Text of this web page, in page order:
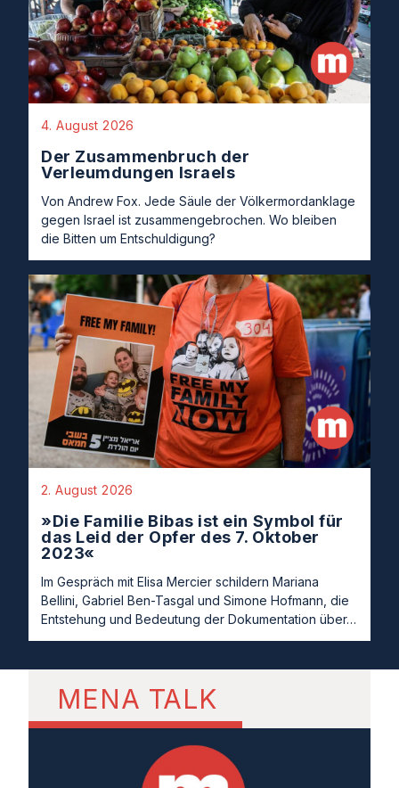
4. August 2026
Der Zusammenbruch der
Verleumdungen Israels
Von Andrew Fox. Jede Säule der Völkermordanklage
gegen Israel ist zusammengebrochen. Wo bleiben
die Bitten um Entschuldigung?
2. August 2026
»Die Familie Bibas ist ein Symbol für
das Leid der Opfer des 7. Oktober
2023«
Im Gespräch mit Elisa Mercier schildern Mariana
Bellini, Gabriel Ben-Tasgal und Simone Hofmann, die
Entstehung und Bedeutung der Dokumentation über…
MENA TALK